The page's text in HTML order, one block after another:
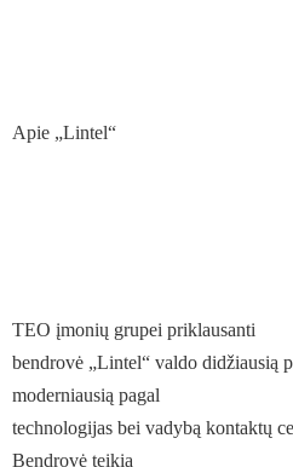
Apie „Lintel“
TEO įmonių grupei priklausanti
bendrovė „Lintel“ valdo didžiausią
moderniausią pagal
technologijas bei vadybą kontaktų
Bendrovė teikia